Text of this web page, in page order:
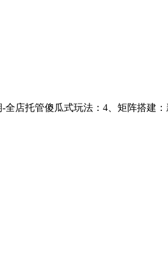
店托管傻瓜式玩法：4、矩阵搭建